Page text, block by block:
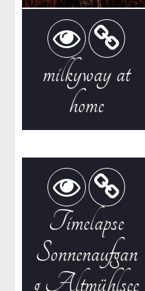
milkyway at
home
Timelapse
Sonnenaufgan
g Altmühlsee